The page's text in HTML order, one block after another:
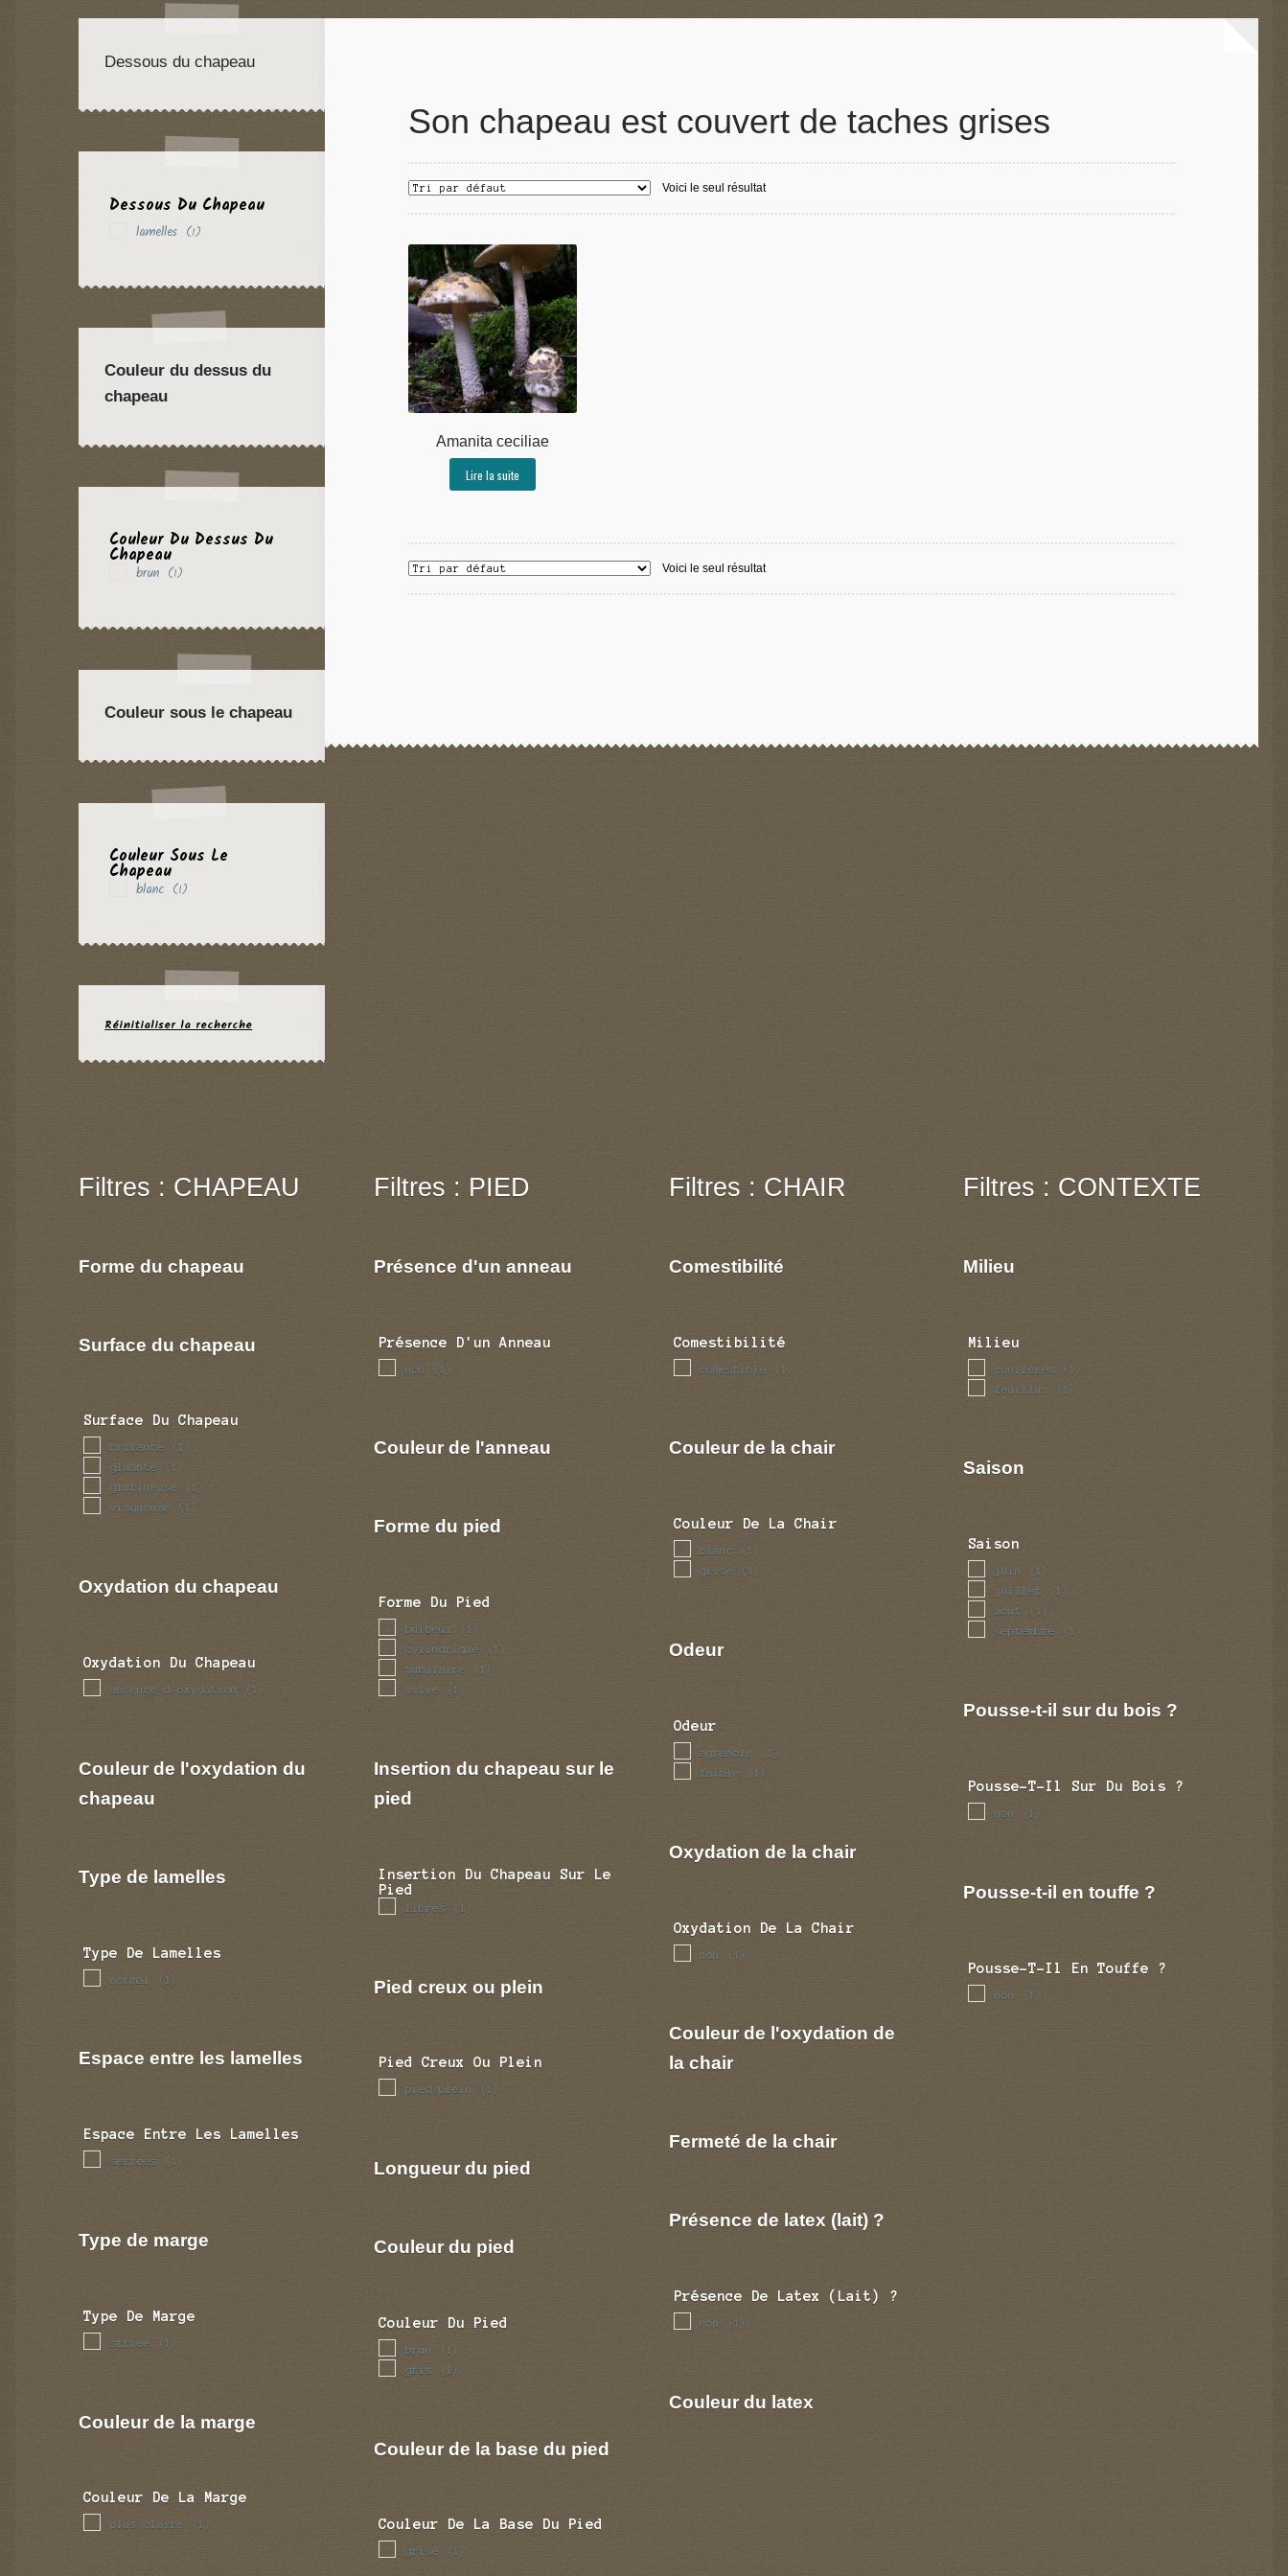
Son chapeau est couvert de taches grises
Voici le seul résultat
Amanita ceciliae
Lire la suite
Voici le seul résultat
Dessous du chapeau
Dessous Du Chapeau
lamelles (1)
Couleur du dessus du
chapeau
Couleur Du Dessus Du
Chapeau
brun (1)
Couleur sous le chapeau
Couleur Sous Le
Chapeau
blanc (1)
Réinitialiser la recherche
Filtres : CHAPEAU
Forme du chapeau
Surface du chapeau
Surface Du Chapeau
brilante (1)
gluante (1)
glutineuse (1)
visqueuse (1)
Oxydation du chapeau
Oxydation Du Chapeau
absence d oxydation (1)
Couleur de l'oxydation du
chapeau
Type de lamelles
Type De Lamelles
normal (1)
Espace entre les lamelles
Espace Entre Les Lamelles
serrees (1)
Type de marge
Type De Marge
striee (1)
Couleur de la marge
Couleur De La Marge
plus claire (1)
Filtres : PIED
Présence d'un anneau
Présence D'un Anneau
non (1)
Couleur de l'anneau
Forme du pied
Forme Du Pied
bulbeux (1)
cylindrique (1)
tubulaire (1)
volve (1)
Insertion du chapeau sur le
pied
Insertion Du Chapeau Sur Le
Pied
libres (1)
Pied creux ou plein
Pied Creux Ou Plein
pied plein (1)
Longueur du pied
Couleur du pied
Couleur Du Pied
brun (1)
gris (1)
Couleur de la base du pied
Couleur De La Base Du Pied
grise (1)
Filtres : CHAIR
Comestibilité
Comestibilité
comestible (1)
Couleur de la chair
Couleur De La Chair
blanc (1)
grise (1)
Odeur
Odeur
agreable (1)
faible (1)
Oxydation de la chair
Oxydation De La Chair
non (1)
Couleur de l'oxydation de
la chair
Fermeté de la chair
Présence de latex (lait) ?
Présence De Latex (lait) ?
non (1)
Couleur du latex
Filtres : CONTEXTE
Milieu
Milieu
coniferes (1)
feuillus (1)
Saison
Saison
juin (1)
juillet (1)
aout (1)
septembre (1)
Pousse-t-il sur du bois ?
Pousse-T-Il Sur Du Bois ?
non (1)
Pousse-t-il en touffe ?
Pousse-T-Il En Touffe ?
non (1)